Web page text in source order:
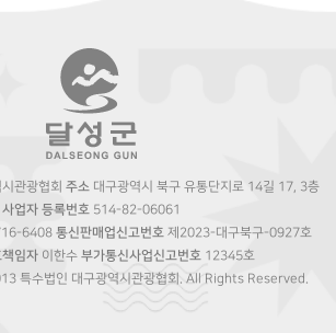
관광협회 주소대구광역시 북구 유통단지로 14길 17, 3층
사업자 등록번호514-82-06061
6408 통신판매업신고번호제2023-대구북구-0927호
임자 이한수 부가통신사업신고번호 12345호
특수법인 대구광역시관광협회. All Rights Reserved.